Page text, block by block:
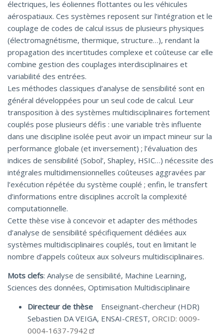
électriques, les éoliennes flottantes ou les véhicules
aérospatiaux. Ces systèmes reposent sur l’intégration et le
couplage de codes de calcul issus de plusieurs physiques
(électromagnétisme, thermique, structure…), rendant la
propagation des incertitudes complexe et coûteuse car elle
combine gestion des couplages interdisciplinaires et
variabilité des entrées.
Les méthodes classiques d’analyse de sensibilité sont en
général développées pour un seul code de calcul. Leur
transposition à des systèmes multidisciplinaires fortement
couplés pose plusieurs défis : une variable très influente
dans une discipline isolée peut avoir un impact mineur sur la
performance globale (et inversement) ; l’évaluation des
indices de sensibilité (Sobol’, Shapley, HSIC…) nécessite des
intégrales multidimensionnelles coûteuses aggravées par
l’exécution répétée du système couplé ; enfin, le transfert
d’informations entre disciplines accroît la complexité
computationnelle.
Cette thèse vise à concevoir et adapter des méthodes
d’analyse de sensibilité spécifiquement dédiées aux
systèmes multidisciplinaires couplés, tout en limitant le
nombre d’appels coûteux aux solveurs multidisciplinaires.
Mots clefs: Analyse de sensibilité, Machine Learning,
Sciences des données, Optimisation Multidisciplinaire
Directeur de thèse Enseignant-chercheur (HDR)
Sebastien DA VEIGA, ENSAI-CREST, ORCID: 0009-
0004-1637-7942